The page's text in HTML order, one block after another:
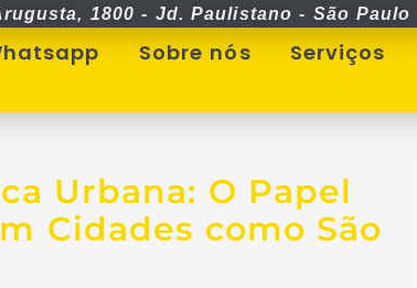
1800 - Jd. Paulistano - São Paulo
Sobre nós Serviços
Urbana: O Papel
Cidades como São